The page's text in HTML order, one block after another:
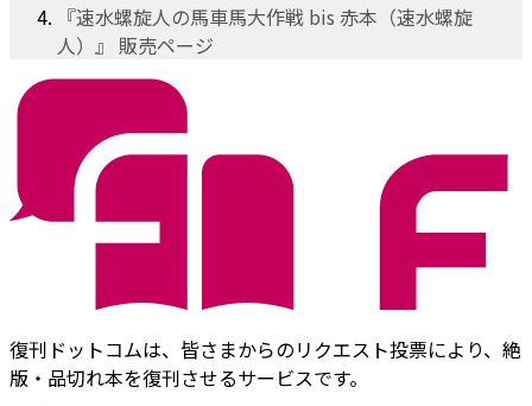
『速水螺旋人の馬車馬大作戦 bis 赤本（速水螺旋
人）』 販売ページ
復刊ドットコムは、皆さまからのリクエスト投票により、絶
版・品切れ本を復刊させるサービスです。